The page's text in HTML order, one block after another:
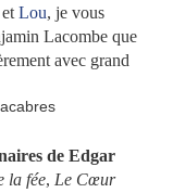
et Lou, je vous
Lacombe que
avec grand
de Edgar
la fée, Le Cœur